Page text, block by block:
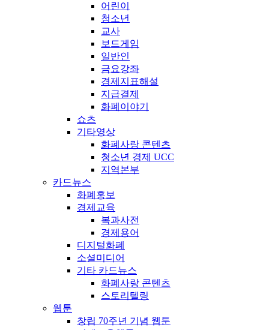
어린이
청소년
교사
보드게임
일반인
금요강좌
경제지표해설
지급결제
화폐이야기
쇼츠
기타영상
화폐사랑 콘텐츠
청소년 경제 UCC
지역본부
카드뉴스
화폐홍보
경제교육
복과사전
경제용어
디지털화폐
소셜미디어
기타 카드뉴스
화폐사랑 콘텐츠
스토리텔링
웹툰
창립 70주년 기념 웹툰